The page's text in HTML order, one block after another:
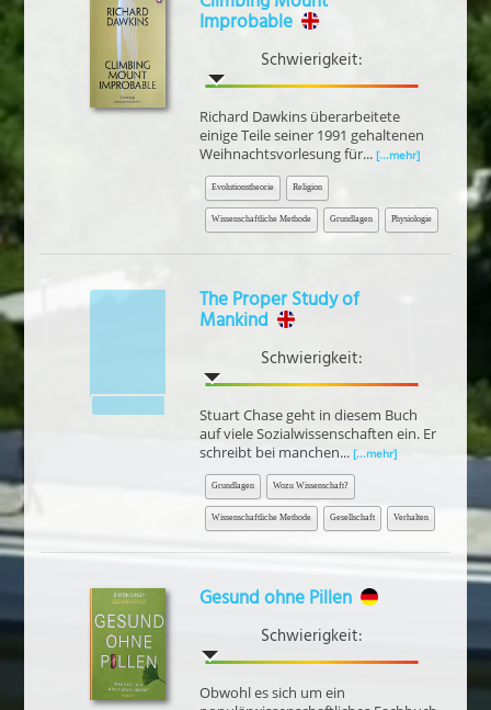
Improbable
Schwierigkeit:
Richard Dawkins überarbeitete
einige Teile seiner 1991 gehaltenen
Weihnachtsvorlesung für... [...mehr]
Evolutionstheorie Religion
Wissenschaftliche Methode Grundlagen Physiologie
The Proper Study of
Mankind
Schwierigkeit:
Stuart Chase geht in diesem Buch
auf viele Sozialwissenschaften ein. Er
schreibt bei manchen... [...mehr]
Grundlagen Wozu Wissenschaft?
Wissenschaftliche Methode Gesellschaft Verhalten
Gesund ohne Pillen
Schwierigkeit:
Obwohl es sich um ein